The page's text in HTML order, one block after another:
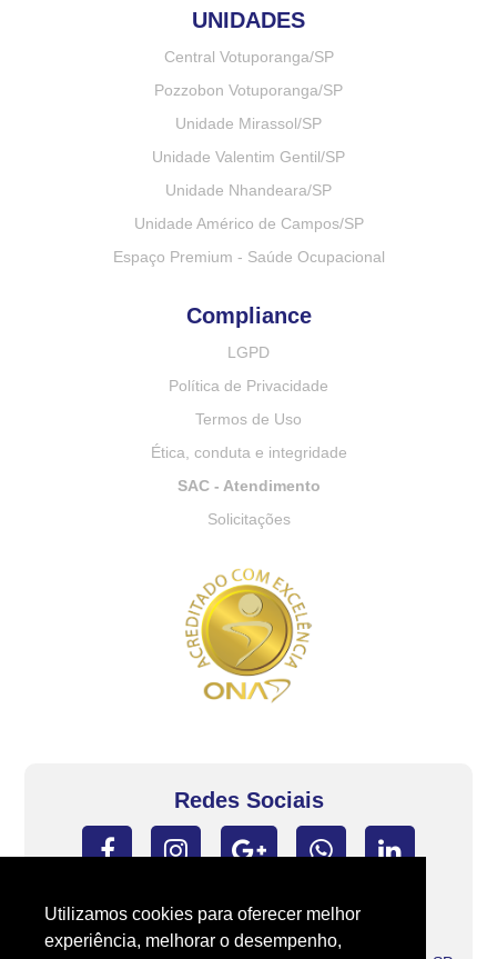
Utilizamos cookies para oferecer melhor
experiência, melhorar o desempenho,
UNIDADES
Central Votuporanga/SP
Pozzobon Votuporanga/SP
Unidade Mirassol/SP
Unidade Valentim Gentil/SP
Unidade Nhandeara/SP
Unidade Américo de Campos/SP
Espaço Premium - Saúde Ocupacional
Compliance
LGPD
Política de Privacidade
Termos de Uso
Ética, conduta e integridade
SAC - Atendimento
Solicitações
Redes Sociais
LABORATORIO BIOMEDIC LTDA. | CNPJ:
59.855.742/0001-41